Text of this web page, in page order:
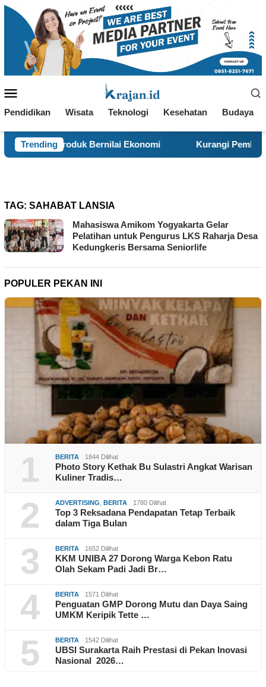
Loncat
Mobile
Pendidikan Wisata Teknologi Kesehatan Budaya
Trending
Produk Bernilai Ekonomi Kurangi Pembakaran
TAG: SAHABAT LANSIA
Mahasiswa Amikom Yogyakarta Gelar
Pelatihan untuk Pengurus LKS Raharja Desa
Kedungkeris Bersama Seniorlife
POPULER PEKAN INI
1 BERITA 1844 Dilihat
Photo Story Kethak Bu Sulastri Angkat Warisan
Kuliner Tradis…
2 ADVERTISING BERITA 1780 Dilihat
Top 3 Reksadana Pendapatan Tetap Terbaik
dalam Tiga Bulan
3 BERITA 1652 Dilihat
KKM UNIBA 27 Dorong Warga Kebon Ratu
Olah Sekam Padi Jadi Br…
4 BERITA 1571 Dilihat
Penguatan GMP Dorong Mutu dan Daya Saing
UMKM Keripik Tette …
5 BERITA 1542 Dilihat
UBSI Surakarta Raih Prestasi di Pekan Inovasi
Nasional 2026…